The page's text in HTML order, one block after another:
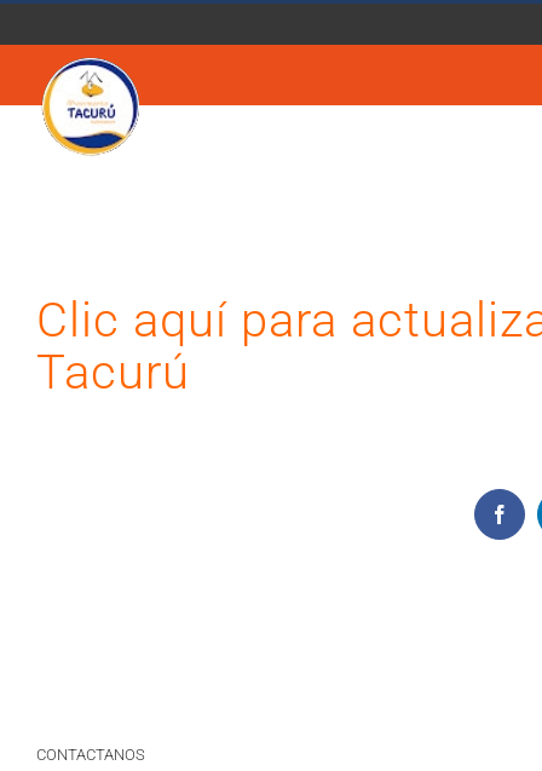
contenido
Clic aquí para
Tacurú
CONTACTANOS